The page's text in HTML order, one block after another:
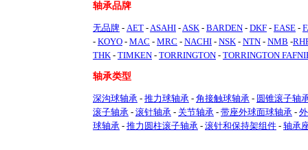
轴承品牌
无品牌 - AET - ASAHI - ASK - BARDEN - DKF - EASE -
- KOYO - MAC - MRC - NACHI - NSK - NTN - NMB -
THK - TIMKEN - TORRINGTON - TORRINGTON
轴承类型
深沟球轴承 - 推力球轴承 - 角接触球轴承 - 圆锥滚子轴
滚子轴承 - 滚针轴承 - 关节轴承 - 带座外球面球轴承 -
球轴承 - 推力圆柱滚子轴承 - 滚针和保持架组件 - 轴承